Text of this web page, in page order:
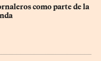
como parte de la